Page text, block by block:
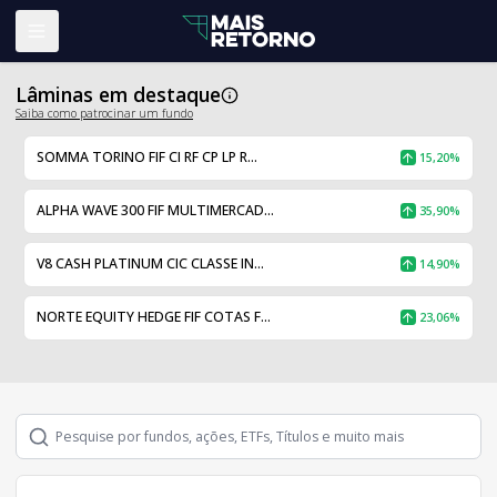
Lâminas em destaque
Saiba como patrocinar um fundo
SOMMA TORINO FIF CI RF CP LP R... 15,20%
ALPHA WAVE 300 FIF MULTIMERCAD... 35,90%
V8 CASH PLATINUM CIC CLASSE IN... 14,90%
NORTE EQUITY HEDGE FIF COTAS F... 23,06%